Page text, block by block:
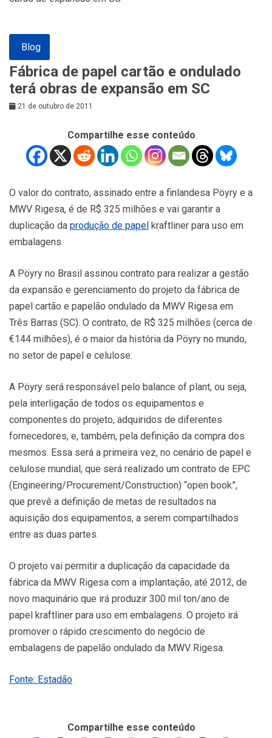
Blog
Fábrica de papel cartão e ondulado
terá obras de expansão em SC
21 de outubro de 2011
Compartilhe esse conteúdo
O valor do contrato, assinado entre a finlandesa Pöyry e a
MWV Rigesa, é de R$ 325 milhões e vai garantir a
duplicação da produção de papel kraftliner para uso em
embalagens.
A Pöyry no Brasil assinou contrato para realizar a gestão
da expansão e gerenciamento do projeto da fábrica de
papel cartão e papelão ondulado da MWV Rigesa em
Três Barras (SC). O contrato, de R$ 325 milhões (cerca de
€144 milhões), é o maior da história da Pöyry no mundo,
no setor de papel e celulose.
A Pöyry será responsável pelo balance of plant, ou seja,
pela interligação de todos os equipamentos e
componentes do projeto, adquiridos de diferentes
fornecedores, e, também, pela definição da compra dos
mesmos. Essa será a primeira vez, no cenário de papel e
celulose mundial, que será realizado um contrato de EPC
(Engineering/Procurement/Construction) “open book”,
que prevê a definição de metas de resultados na
aquisição dos equipamentos, a serem compartilhados
entre as duas partes.
O projeto vai permitir a duplicação da capacidade da
fábrica da MWV Rigesa com a implantação, até 2012, de
novo maquinário que irá produzir 300 mil ton/ano de
papel kraftliner para uso em embalagens. O projeto irá
promover o rápido crescimento do negócio de
embalagens de papelão ondulado da MWV Rigesa.
Fonte: Estadão
Compartilhe esse conteúdo